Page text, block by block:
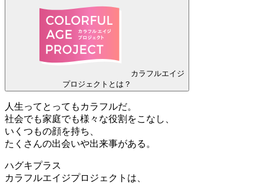
カラフルエイジ
プロジェクトとは？
人生ってとってもカラフルだ。
社会でも家庭でも様々な役割をこなし、
いくつもの顔を持ち、
たくさんの出会いや出来事がある。
ハグキプラス
カラフルエイジプロジェクトは、